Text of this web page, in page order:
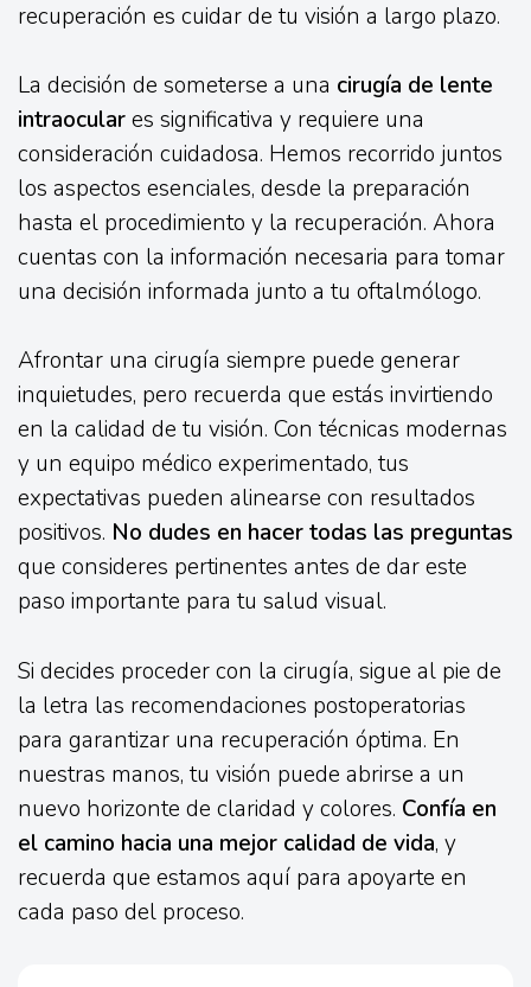
recuperación es cuidar de tu visión a largo plazo.
La decisión de someterse a una cirugía de lente
intraoculares significativa y requiere una
consideración cuidadosa. Hemos recorrido juntos
los aspectos esenciales, desde la preparación
hasta el procedimiento y la recuperación. Ahora
cuentas con la información necesaria para tomar
una decisión informada junto a tu oftalmólogo.
Afrontar una cirugía siempre puede generar
inquietudes, pero recuerda que estás invirtiendo
en la calidad de tu visión. Con técnicas modernas
y un equipo médico experimentado, tus
expectativas pueden alinearse con resultados
positivos. No dudes en hacer todas las preguntas
que consideres pertinentes antes de dar este
paso importante para tu salud visual.
Si decides proceder con la cirugía, sigue al pie de
la letra las recomendaciones postoperatorias
para garantizar una recuperación óptima. En
nuestras manos, tu visión puede abrirse a un
nuevo horizonte de claridad y colores. Confía en
el camino hacia una mejor calidad de vida, y
recuerda que estamos aquí para apoyarte en
cada paso del proceso.